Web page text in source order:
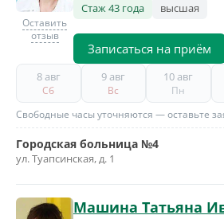
Оставить
отзыв
Стаж 43 года высшая
Записаться на приём
8 авг
Сб
9 авг
Вс
10 авг
Пн
Свободные часы уточняются — оставьте
Городская больница №4
ул. Туапсинская, д. 1
Машина Татьяна